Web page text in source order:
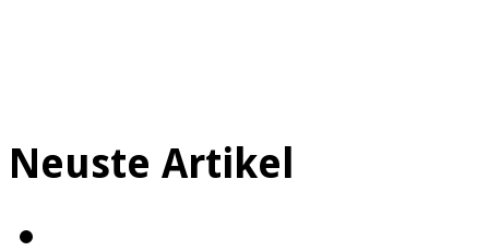
Neuste Artikel